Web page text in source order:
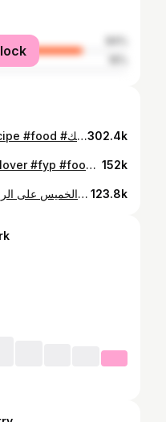
طعمها تحفه لازم تجربوها ❤️ #recipe #food #هادي_ثروت #وصفات_ابومالك #foodlover #foodblogger #fyp #foodie #تشوروز_اسباني #تشوروز302.4k
⁨ احلي حلو بارد في خمس دقايق لأحلى ام مالك 🧡🧡 #recipe #هادي_ثروت #وصفات_ابومالك #foodie #foodblogger #foodlover #fyp #food ‪@dreem.desserts‬⁩ 152k
معروفة يوم الخميس على الرجالة #هادي_ثروت #وصفات_الدود #recipe #food #foodie #foodblogger #foodlover #fyp #ام_مالك #برجر #وصفات_ابومالك 123.8k